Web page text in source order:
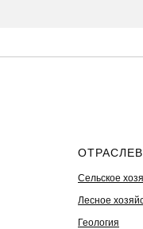
Сельское
Лесное
Геология